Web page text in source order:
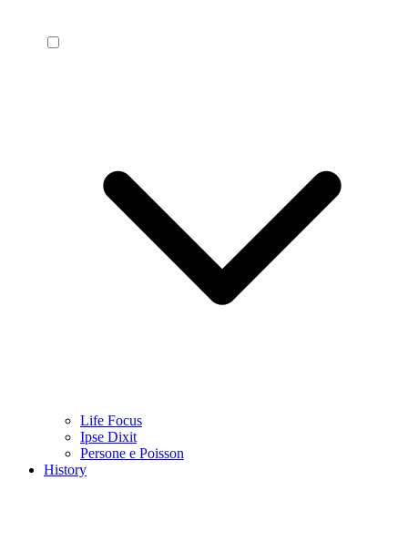
Life Focus
Ipse Dixit
Persone e Poisson
History